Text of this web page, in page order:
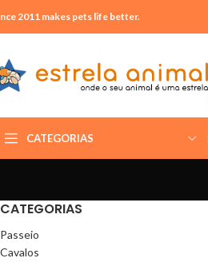
2011 makes pets life better.
CATEGORIAS
CATEGORIAS
Passeio
Cavalos